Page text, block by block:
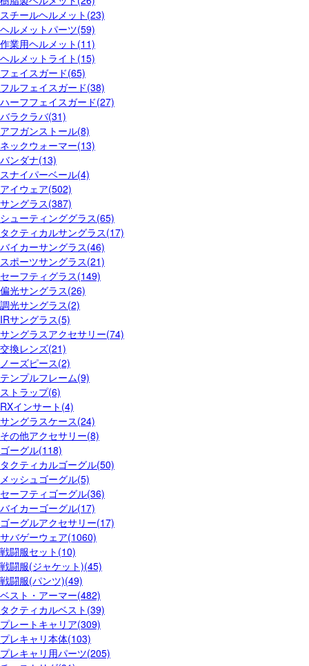
スチールヘルメット(23)
ヘルメットパーツ(59)
作業用ヘルメット(11)
ヘルメットライト(15)
フェイスガード(65)
フルフェイスガード(38)
ハーフフェイスガード(27)
バラクラバ(31)
アフガンストール(8)
ネックウォーマー(13)
バンダナ(13)
スナイパーベール(4)
アイウェア(502)
サングラス(387)
シューティンググラス(65)
タクティカルサングラス(17)
バイカーサングラス(46)
スポーツサングラス(21)
セーフティグラス(149)
偏光サングラス(26)
調光サングラス(2)
IRサングラス(5)
サングラスアクセサリー(74)
交換レンズ(21)
ノーズピース(2)
テンプルフレーム(9)
ストラップ(6)
RXインサート(4)
サングラスケース(24)
その他アクセサリー(8)
ゴーグル(118)
タクティカルゴーグル(50)
メッシュゴーグル(5)
セーフティゴーグル(36)
バイカーゴーグル(17)
ゴーグルアクセサリー(17)
サバゲーウェア(1060)
戦闘服セット(10)
戦闘服(ジャケット)(45)
戦闘服(パンツ)(49)
ベスト・アーマー(482)
タクティカルベスト(39)
プレートキャリア(309)
プレキャリ本体(103)
プレキャリ用パーツ(205)